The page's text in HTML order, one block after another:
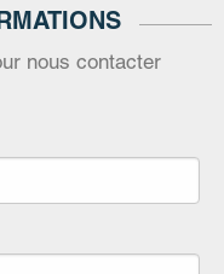
nous contacter